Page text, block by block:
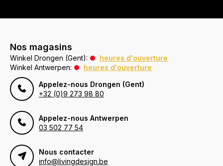
Nos magasins
Winkel Drongen (Gent):
heures d'ouverture
Winkel Antwerpen:
heures d'ouverture
Appelez-nous Drongen (Gent)
+32 (0)9 273 98 80
Appelez-nous Antwerpen
03 502 77 54
Nous contacter
info@livingdesign.be